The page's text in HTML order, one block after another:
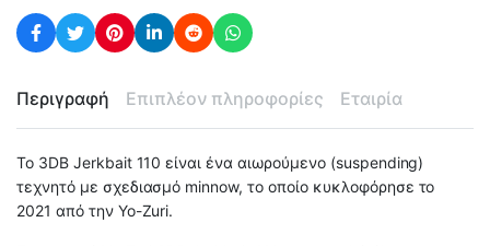
Περιγραφή Επιπλέον πληροφορίες Εταιρία
Το 3DB Jerkbait 110 είναι ένα αιωρούμενο (suspending)
τεχνητό με σχεδιασμό minnow, το οποίο κυκλοφόρησε το
2021 από την Yo-Zuri.